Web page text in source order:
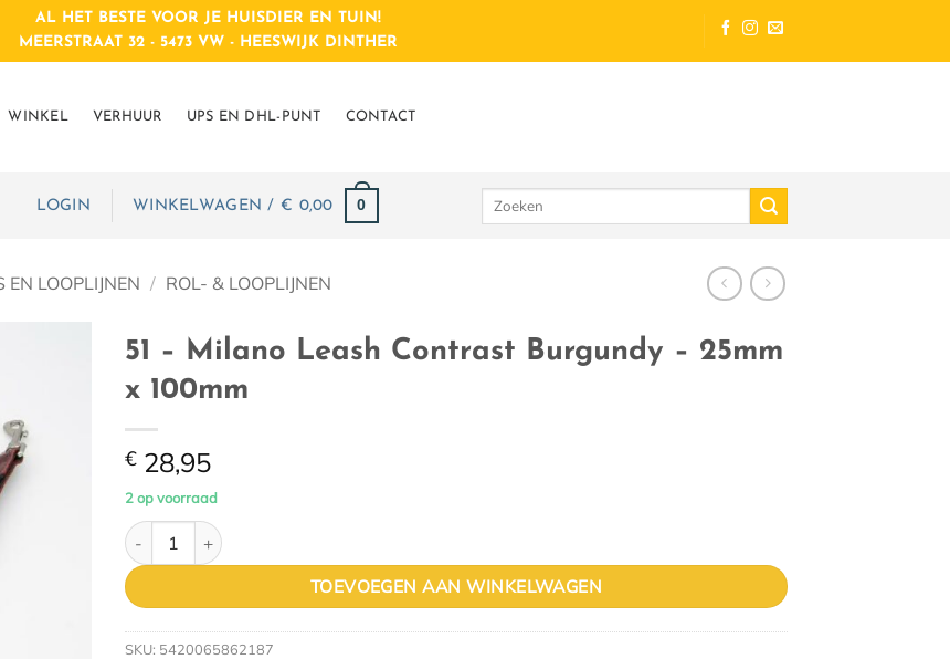
AL HET BESTE VOOR JE HUISDIER EN TUIN!
MEERSTRAAT 32 - 5473 VW - HEESWIJK DINTHER
WINKEL VERHUUR UPS EN DHL-PUNT CONTACT
LOGIN WINKELWAGEN / € 0,00 0
Zoeken
LOOPLIJNEN / ROL- & LOOPLIJNEN
51 – Milano Leash Contrast Burgundy – 25mm
x 100mm
€ 28,95
2 op voorraad
51 - Milano Leash Contrast Burgundy - 25mm x 100mm aantal
TOEVOEGEN AAN WINKELWAGEN
SKU: 5420065862187